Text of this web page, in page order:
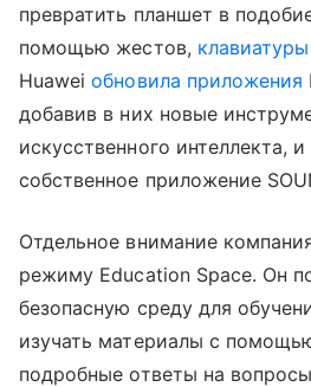
превратить планшет в
помощью жестов, клавиатуры
Huaweiобновила приложения
добавив в них новые
искусственного интеллекта,
собственное приложение
Отдельное внимание
режиму Education Space. Он
безопасную среду для
изучать материалы с
подробные ответы на